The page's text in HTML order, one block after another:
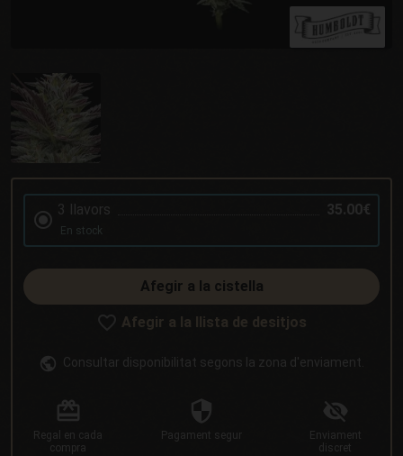
3 llavors 35.00€
En stock
Afegir a la cistella
Afegir a la llista de desitjos
Consultar disponibilitat segons la zona d'enviament.
Regal en cada
compra
Pagament segur
Enviament
discret